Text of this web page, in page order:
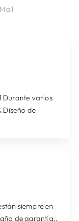
Durante varios
Diseño de
siempre en
de garantía..